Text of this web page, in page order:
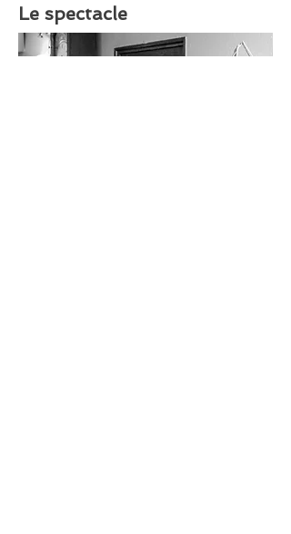
Le spectacle